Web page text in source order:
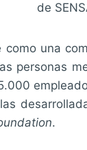
de
una
personas
.